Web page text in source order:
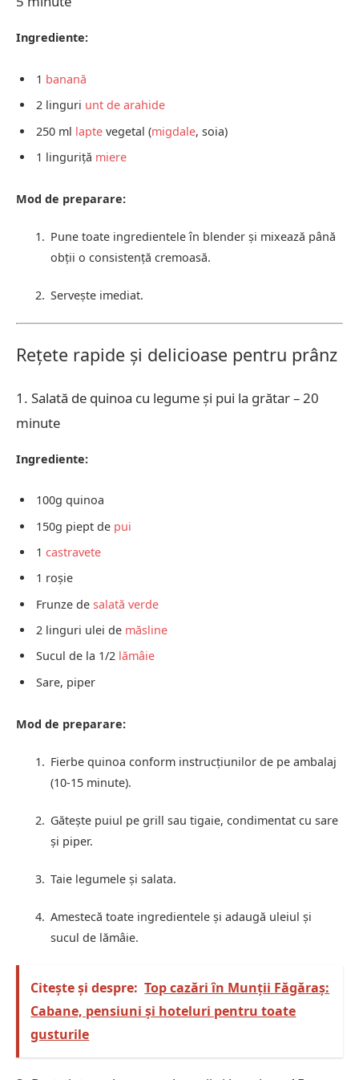
Ingrediente:
1 banană
2 linguri unt de arahide
250 ml lapte vegetal (migdale, soia)
1 linguriță miere
Mod de preparare:
Pune toate ingredientele în blender și mixează până
obții o consistență cremoasă.
Servește imediat.
Rețete rapide și delicioase pentru prânz
1. Salată de quinoa cu legume și pui la grătar – 20
minute
Ingrediente:
100g quinoa
150g piept de pui
1 castravete
1 roșie
Frunze de salată verde
2 linguri ulei de măsline
Sucul de la 1/2 lămâie
Sare, piper
Mod de preparare:
Fierbe quinoa conform instrucțiunilor de pe ambalaj
(10-15 minute).
Gătește puiul pe grill sau tigaie, condimentat cu sare
și piper.
Taie legumele și salata.
Amestecă toate ingredientele și adaugă uleiul și
sucul de lămâie.
Citește și despre: Top cazări în Munții Făgăraș:
Cabane, pensiuni și hoteluri pentru toate
gusturile